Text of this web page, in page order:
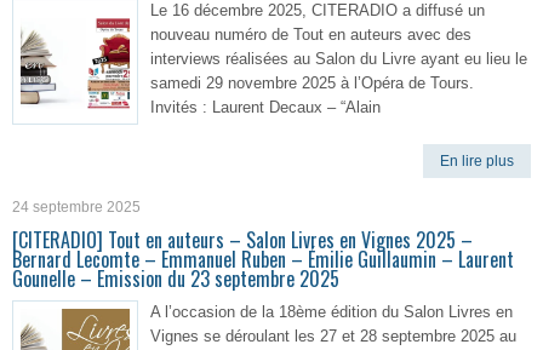
Le 16 décembre 2025, CITERADIO a diffusé un
nouveau numéro de Tout en auteurs avec des
interviews réalisées au Salon du Livre ayant eu lieu le
samedi 29 novembre 2025 à l’Opéra de Tours.
Invités : Laurent Decaux – “Alain
En lire plus
24 septembre 2025
[CITERADIO] Tout en auteurs – Salon Livres en Vignes 2025 –
Bernard Lecomte – Emmanuel Ruben – Émilie Guillaumin – Laurent
Gounelle – Emission du 23 septembre 2025
A l’occasion de la 18ème édition du Salon Livres en
Vignes se déroulant les 27 et 28 septembre 2025 au